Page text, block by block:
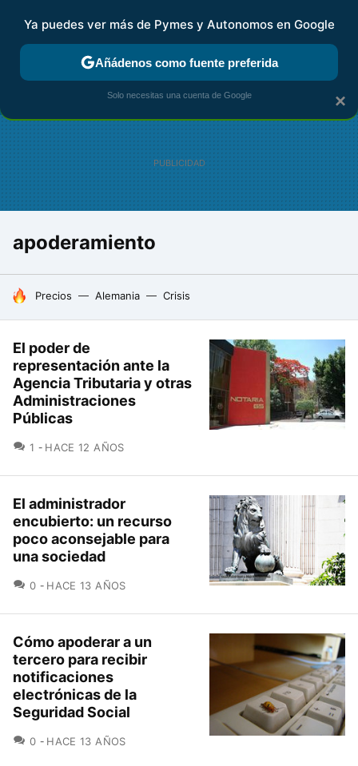
FISCALIDAD Y CONTABILIDAD KIT DIGITAL RENTA
apoderamiento
HOY SE HABLA DE
Precios Alemania Crisis
El poder de
representación ante la
Agencia Tributaria y otras
Administraciones
Públicas
1 COMENTARIOS
HACE 12 AÑOS
El administrador
encubierto: un recurso
poco aconsejable para
una sociedad
0 COMENTARIOS
HACE 13 AÑOS
Cómo apoderar a un
tercero para recibir
notificaciones
electrónicas de la
Seguridad Social
0 COMENTARIOS
HACE 13 AÑOS
×
Ya puedes ver más de Pymes y Autonomos en Google
Añádenos como fuente preferida
Solo necesitas una cuenta de Google